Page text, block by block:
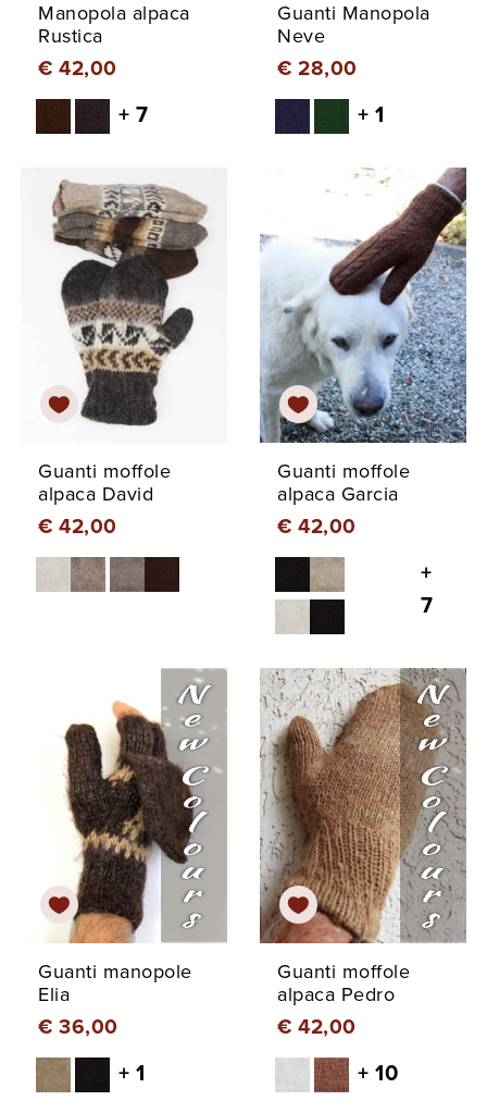
Manopola alpaca
Rustica
€ 42,00
+ 7
Guanti Manopola
Neve
€ 28,00
+ 1
Guanti moffole
alpaca David
€ 42,00
Guanti moffole
alpaca Garcia
€ 42,00
+
7
Guanti manopole
Elia
€ 36,00
+ 1
Guanti moffole
alpaca Pedro
€ 42,00
+ 10